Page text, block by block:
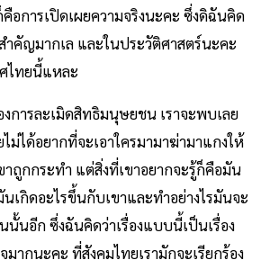
อการเปิดเผยความจริงนะคะ ซึ่งดิฉันคิด
ำคัญมากเล และในประวัติศาสตร์นะคะ
ไทยนี้แหละ
งการละเมิดสิทธิมนุษยชน เราจะพบเลย
ม่ได้อยากที่จะเอาใครมามาฆ่ามาแกงให้
าถูกกระทำ แต่สิ่งที่เขาอยากจะรู้ก็คือมัน
เกิดอะไรขึ้นกับเขาและทำอย่างไรมันจะ
นั้นอีก ซึ่งฉันคิดว่าเรื่องแบบนี้เป็นเรื่อง
ากนะคะ ที่สังคมไทยเรามักจะเรียกร้อง